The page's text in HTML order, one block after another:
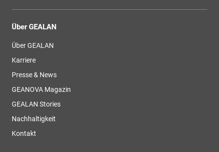
Über GEALAN
Über GEALAN
Karriere
Presse & News
GEANOVA Magazin
GEALAN Stories
Nachhaltigkeit
Kontakt